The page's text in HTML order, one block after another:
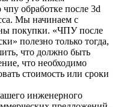
чпу обработке после 3d
Мы начинаем с
покупки. «ЧПУ после
полезно только тогда,
что должно быть
что необходимо
стоимость или сроки
инженерного